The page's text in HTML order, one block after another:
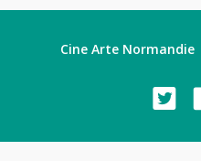
Cine Arte